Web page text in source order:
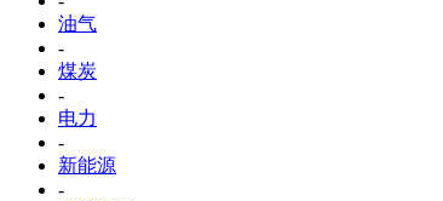
油气
-
煤炭
-
电力
-
新能源
-